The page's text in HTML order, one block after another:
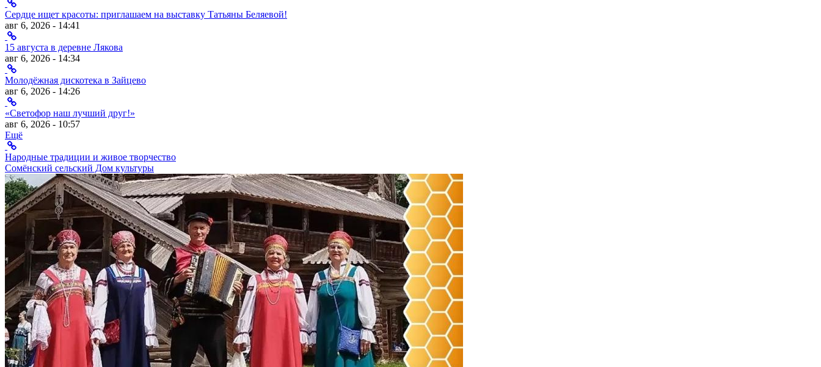
Сердце ищет красоты: приглашаем на выставку Татьяны Беляевой!
авг 6, 2026 - 14:41
15 августа в деревне Лякова
авг 6, 2026 - 14:34
Молодёжная дискотека в Зайцево
авг 6, 2026 - 14:26
«Светофор наш лучший друг!»
авг 6, 2026 - 10:57
Ещё
Народные традиции и живое творчество
Сомёнский сельский Дом культуры